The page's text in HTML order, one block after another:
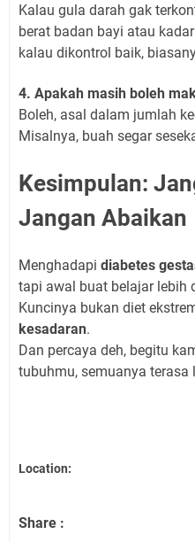
Kalau gula darah gak
berat badan bayi atau
kalau dikontrol baik,
4. Apakah masih boleh
Boleh, asal dalam jumlah
Misalnya, buah segar
Kesimpulan:
Jangan Abaikan
Menghadapi diabetes
tapi awal buat belajar lebih
Kuncinya bukan diet
kesadaran.
Dan percaya deh, begitu
tubuhmu, semuanya terasa
Location:
Share :